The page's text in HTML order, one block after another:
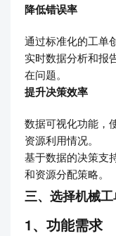
降低错误率
通过标准化的工单
实时数据分析和报
在问题。
提升决策效率
数据可视化功能，
资源利用情况。
基于数据的决策支
和资源分配策略。
三、选择机械
1、功能需求